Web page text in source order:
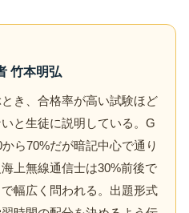
竹本明弘
き、合格率が高い試験ほど
と生徒に説明している。G
ら70%だが暗記中心で通り
上無線通信士は30%前後で
幅広く問われる。出題形式